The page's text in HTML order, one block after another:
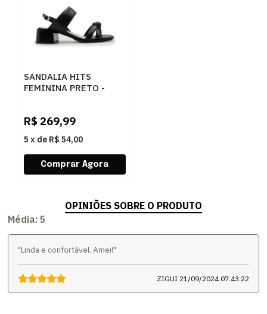
SANDALIA HITS
FEMININA PRETO -
R$ 269,99
5 x de R$ 54,00
OPINIÕES SOBRE O PRODUTO
Média: 5
"Linda e confortável. Amei!"
ZIGUI 21/09/2024 07:43:22